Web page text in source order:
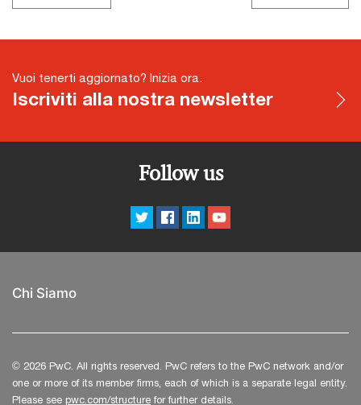
Vuoi tenerti aggiornato? Inizia ora.
Iscriviti alla nostra newsletter
Follow us
Chi Siamo
© 2026 PwC. All rights reserved. PwC refers to the PwC network and/or
one or more of its member firms, each of which is a separate legal entity.
Please see pwc.com/structurefor further details.